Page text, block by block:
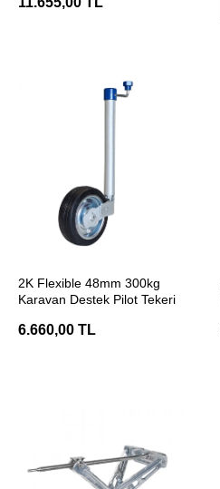
2K Flexible 48mm 300kg
Karavan Destek Pilot Tekeri
6.660,00 TL